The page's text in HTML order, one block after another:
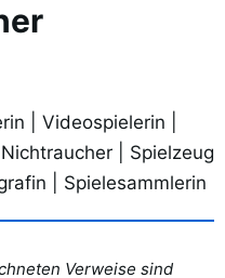
| Videospielerin |
| Spielzeug
| Spielesammlerin
Verweise sind